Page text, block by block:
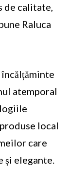
calitate,
Raluca
atemporal
local
care
elegante.